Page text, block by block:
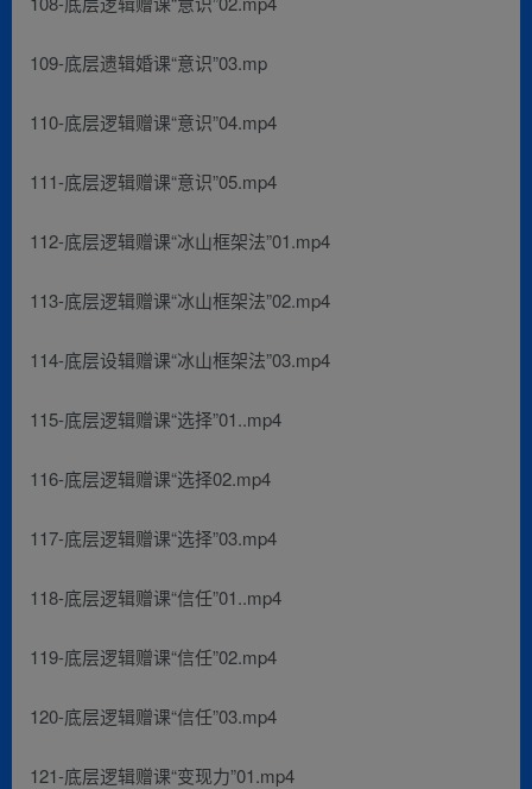
109-底层遗辑婚课“意识”03.mp
110-底层逻辑赠课“意识”04.mp4
111-底层逻辑赠课“意识”05.mp4
112-底层逻辑赠课“冰山框架法”01.mp4
113-底层逻辑赠课“冰山框架法”02.mp4
114-底层设辑赠课“冰山框架法”03.mp4
115-底层逻辑赠课“选择”01..mp4
116-底层逻辑赠课“选择02.mp4
117-底层逻辑赠课“选择”03.mp4
118-底层逻辑赠课“信任”01..mp4
119-底层逻辑赠课“信任”02.mp4
120-底层逻辑赠课“信任”03.mp4
121-底层逻辑赠课“变现力”01.mp4